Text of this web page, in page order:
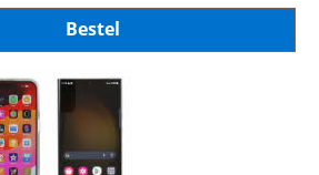
Bestel